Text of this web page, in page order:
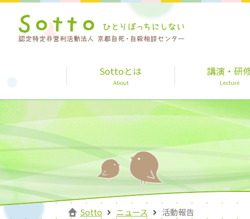
Sottoとは
About
講演・研
Lecture
Sotto ニュース 活動報告